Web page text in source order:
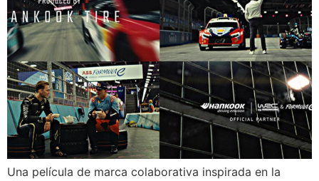
Una película de marca colaborativa inspirada en la